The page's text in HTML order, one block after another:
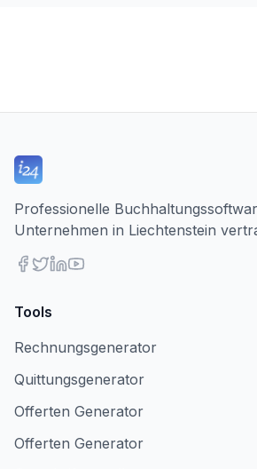
Professionelle
Unternehmen in Liechtenstein
Tools
Rechnungsgenerator
Quittungsgenerator
Offerten Generator
Offerten Generator